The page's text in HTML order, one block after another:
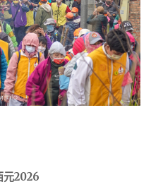
元2026